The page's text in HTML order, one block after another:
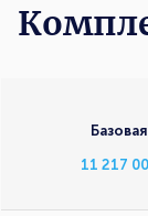
Базовая
11 217